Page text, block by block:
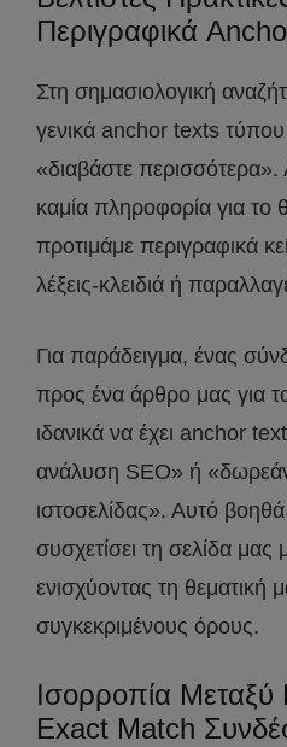
Περιγραφικά
Στη σημασιολογική
γενικά anchor texts
«διαβάστε
καμία πληροφορία για το
προτιμάμε περιγραφικά
λέξεις-κλειδιά ή
Για παράδειγμα, ένας
προς ένα άρθρο μας για
ιδανικά να έχει anchor
ανάλυση SEO» ή
ιστοσελίδας». Αυτό
συσχετίσει τη σελίδα μας
ενισχύοντας τη θεματική
συγκεκριμένους όρους.
Ισορροπία Μεταξύ
Exact Match